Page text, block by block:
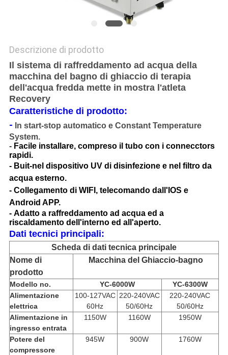
Descrizione di prodotto
Il sistema di raffreddamento ad acqua della
macchina del bagno di ghiaccio di terapia
dell'acqua fredda mette in mostra l'atleta
Recovery
Caratteristiche di prodotto:
- In start-stop automatico e Constant Temperature
System.
- Facile installare, compreso il tubo con i connecctors
rapidi.
- Buit-nel dispositivo UV di disinfezione e nel filtro da
acqua esterno.
- Collegamento di WIFI, telecomando dall'IOS e
Android APP.
- Adatto a raffreddamento ad acqua ed a
riscaldamento dell'interno ed all'aperto.
Dati tecnici principali:
Scheda di dati tecnica principale
Nome di
prodotto
Macchina del Ghiaccio-bagno
Modello no. YC-6000W
YC-6300W
Alimentazione
elettrica
100-127VAC
60Hz
220-240VAC
50/60Hz
220-240VAC
50/60Hz
Alimentazione in
ingresso entrata
1150W 1160W 1950W
Potere del
compressore
945W 900W 1760W